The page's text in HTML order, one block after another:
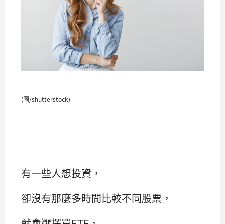
(圖/shutterstock)
有一些人想投資，
卻沒有那麼多時間比較不同股票，